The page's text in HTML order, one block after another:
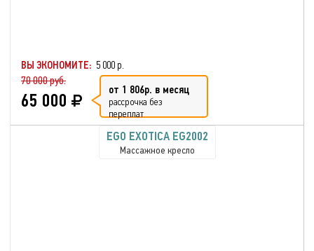
ВЫ ЭКОНОМИТЕ: 5 000 р.
70 000 руб.
65 000 от 1 806р. в месяц
рассрочка без
переплат
EGO EXOTICA EG2002
Массажное кресло